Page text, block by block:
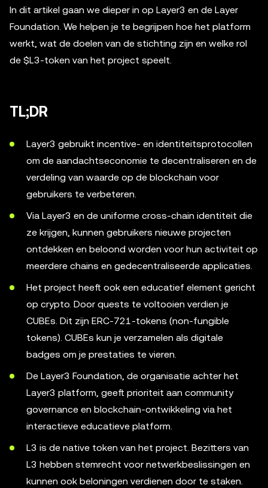
In dit artikel gaan we dieper in op Layer3 en de Layer
Foundation. We helpen je te begrijpen hoe het platform
werkt, wat de doelen van de stichting zijn en welke rol
de $L3-token van het project speelt.
TL;DR
Layer3 gebruikt incentive- en identiteitsprotocollen
om de aandachtseconomie te decentraliseren en de
verdeling van waarde op de blockchain voor
gebruikers te verbeteren.
Via Layer3 en de uniforme cross-chain identiteit die
ze krijgen, kunnen gebruikers nieuwe projecten
ontdekken en beloond worden voor hun activiteit op
meerdere chains en gedecentraliseerde applicaties.
Het project heeft ook een educatief element gericht
op crypto. Door quests te voltooien verdien je
CUBEs. Dit zijn ERC-721-tokens (non-fungible
tokens). CUBEs kun je verzamelen als digitale
badges om je prestaties te vieren.
De Layer3 Foundation, de organisatie achter het
Layer3 platform, geeft prioriteit aan community
governance en blockchain-ontwikkeling via het
interactieve educatieve platform.
L3 is de native token van het project. Bezitters van
L3 hebben stemrecht voor netwerkbeslissingen en
kunnen ook beloningen verdienen door te staken.